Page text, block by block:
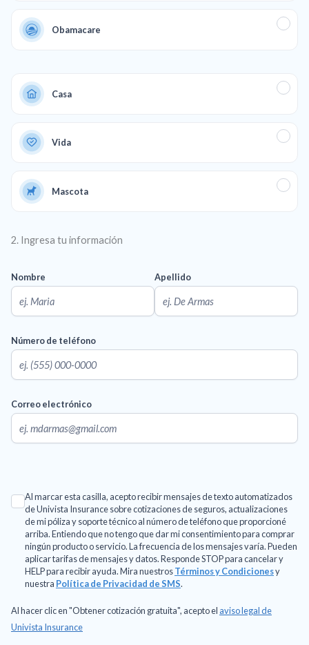
Obamacare
Casa
Vida
Mascota
2. Ingresa tu información
Nombre Apellido
Número de teléfono
Correo electrónico
Al marcar esta casilla, acepto recibir mensajes de texto automatizados
de Univista Insurance sobre cotizaciones de seguros, actualizaciones
de mi póliza y soporte técnico al número de teléfono que proporcioné
arriba. Entiendo que no tengo que dar mi consentimiento para comprar
ningún producto o servicio. La frecuencia de los mensajes varía. Pueden
aplicar tarifas de mensajes y datos. Responde STOP para cancelar y
HELP para recibir ayuda. Mira nuestrosTérminos y Condicionesy
nuestra Política de Privacidad de SMS.
Al hacer clic en "Obtener cotización gratuita", acepto el aviso legal de
Univista Insurance